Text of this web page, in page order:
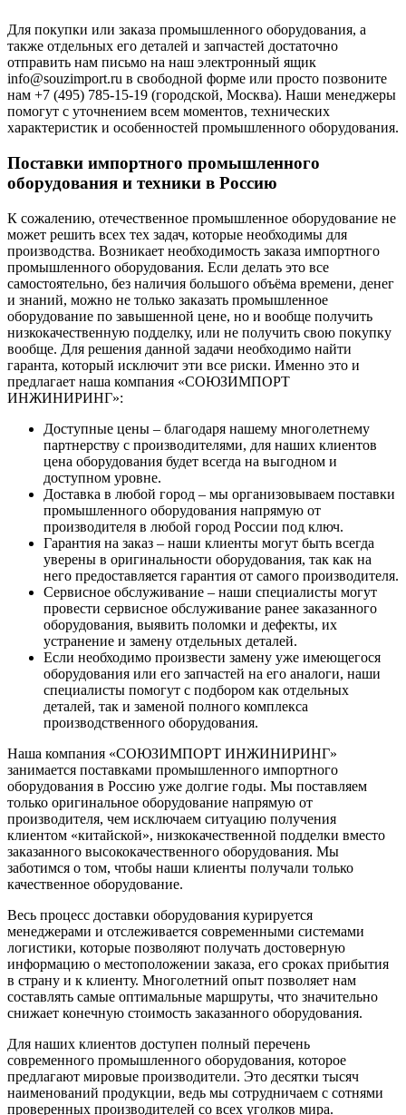
Для покупки или заказа промышленного оборудования, а
также отдельных его деталей и запчастей достаточно
отправить нам письмо на наш электронный ящик
info@souzimport.ru в свободной форме или просто позвоните
нам +7 (495) 785-15-19 (городской, Москва). Наши менеджеры
помогут с уточнением всем моментов, технических
характеристик и особенностей промышленного оборудования.
Поставки импортного промышленного
оборудования и техники в Россию
К сожалению, отечественное промышленное оборудование не
может решить всех тех задач, которые необходимы для
производства. Возникает необходимость заказа импортного
промышленного оборудования. Если делать это все
самостоятельно, без наличия большого объёма времени, денег
и знаний, можно не только заказать промышленное
оборудование по завышенной цене, но и вообще получить
низкокачественную подделку, или не получить свою покупку
вообще. Для решения данной задачи необходимо найти
гаранта, который исключит эти все риски. Именно это и
предлагает наша компания «СОЮЗИМПОРТ
ИНЖИНИРИНГ»:
Доступные цены – благодаря нашему многолетнему
партнерству с производителями, для наших клиентов
цена оборудования будет всегда на выгодном и
доступном уровне.
Доставка в любой город – мы организовываем поставки
промышленного оборудования напрямую от
производителя в любой город России под ключ.
Гарантия на заказ – наши клиенты могут быть всегда
уверены в оригинальности оборудования, так как на
него предоставляется гарантия от самого производителя.
Сервисное обслуживание – наши специалисты могут
провести сервисное обслуживание ранее заказанного
оборудования, выявить поломки и дефекты, их
устранение и замену отдельных деталей.
Если необходимо произвести замену уже имеющегося
оборудования или его запчастей на его аналоги, наши
специалисты помогут с подбором как отдельных
деталей, так и заменой полного комплекса
производственного оборудования.
Наша компания «СОЮЗИМПОРТ ИНЖИНИРИНГ»
занимается поставками промышленного импортного
оборудования в Россию уже долгие годы. Мы поставляем
только оригинальное оборудование напрямую от
производителя, чем исключаем ситуацию получения
клиентом «китайской», низкокачественной подделки вместо
заказанного высококачественного оборудования. Мы
заботимся о том, чтобы наши клиенты получали только
качественное оборудование.
Весь процесс доставки оборудования курируется
менеджерами и отслеживается современными системами
логистики, которые позволяют получать достоверную
информацию о местоположении заказа, его сроках прибытия
в страну и к клиенту. Многолетний опыт позволяет нам
составлять самые оптимальные маршруты, что значительно
снижает конечную стоимость заказанного оборудования.
Для наших клиентов доступен полный перечень
современного промышленного оборудования, которое
предлагают мировые производители. Это десятки тысяч
наименований продукции, ведь мы сотрудничаем с сотнями
проверенных производителей со всех уголков мира.